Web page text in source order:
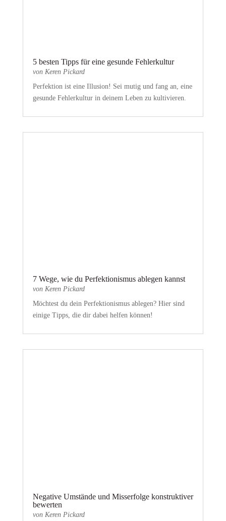
5 besten Tipps für eine gesunde Fehlerkultur
von Keren Pickard
Perfektion ist eine Illusion! Sei mutig und fang an, eine
gesunde Fehlerkultur in deinem Leben zu kultivieren.
7 Wege, wie du Perfektionismus ablegen kannst
von Keren Pickard
Möchtest du dein Perfektionismus ablegen? Hier sind
einige Tipps, die dir dabei helfen können!
Negative Umstände und Misserfolge konstruktiver
bewerten
von Keren Pickard